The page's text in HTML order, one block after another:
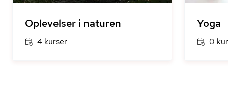
Oplevelser i naturen
4 kurser
Yoga
0